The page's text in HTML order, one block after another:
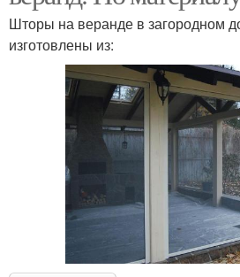
Шторы на веранде в загородном
изготовлены из: